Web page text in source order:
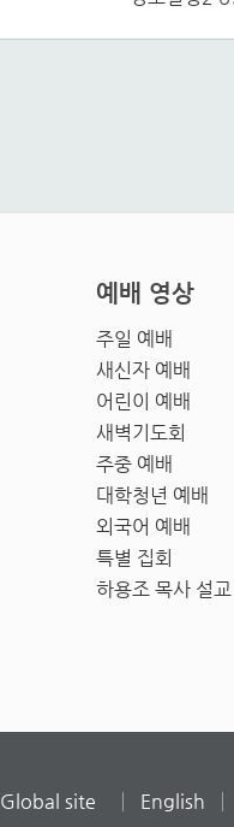
예배 영상
주일 예배
새신자 예배
어린이 예배
새벽기도회
주중 예배
대학청년 예배
외국어 예배
특별 집회
하용조 목사 설교
Global site English